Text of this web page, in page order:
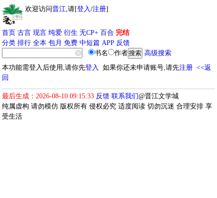
欢迎访问晋江,请[登入/注册]
首页 古言 现言 纯爱 衍生 无CP+ 百合 完结
分类 排行 全本 包月 免费 中短篇 APP 反馈
书名
作者
高级搜索
本功能需登入后使用,请你先登入 如果你还未申请账号,请先注册 <<返
回
最后生成：2026-08-10 09:15:33 反馈 联系我们@晋江文学城
纯属虚构 请勿模仿 版权所有 侵权必究 适度阅读 切勿沉迷 合理安排 享
受生活